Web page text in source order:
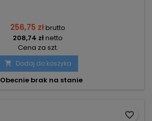
256,75 złbrutto
208,74 złnetto
Cena za szt.
 Dodaj do koszyka
Obecnie brak na stanie
favorite_border